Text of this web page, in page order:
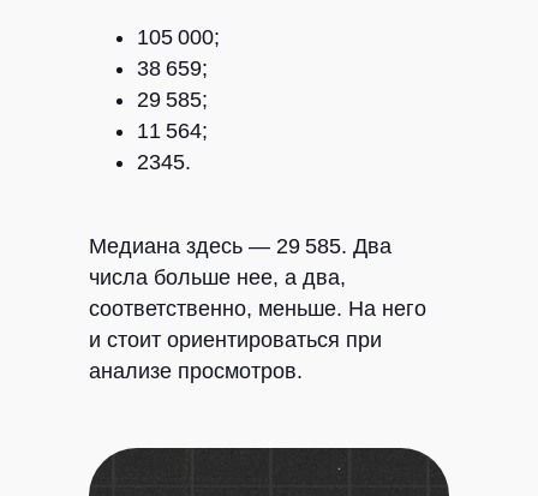
105 000;
38 659;
29 585;
11 564;
2345.
Медиана здесь — 29 585. Два
числа больше нее, а два,
соответственно, меньше. На него
и стоит ориентироваться при
анализе просмотров.